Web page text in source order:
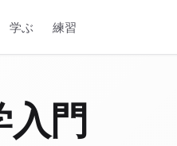
学ぶ 練習
入門